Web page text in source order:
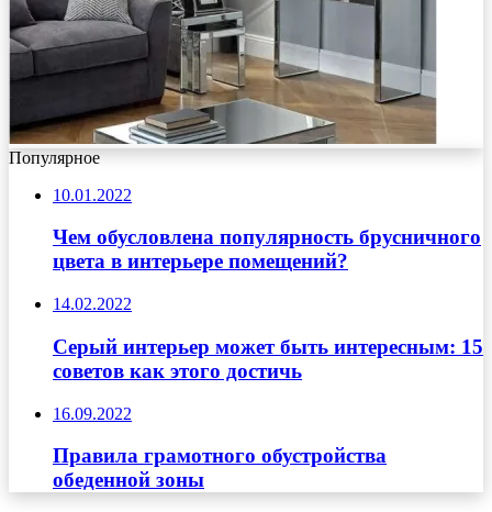
Популярное
10.01.2022
Чем обусловлена популярность брусничного
цвета в интерьере помещений?
14.02.2022
Серый интерьер может быть интересным: 15
советов как этого достичь
16.09.2022
Правила грамотного обустройства
обеденной зоны